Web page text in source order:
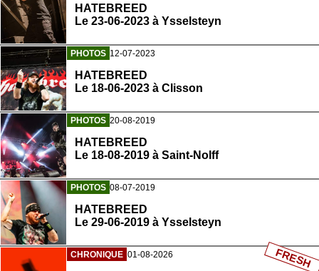
HATEBREED
Le 23-06-2023 à Ysselsteyn
PHOTOS 12-07-2023
HATEBREED
Le 18-06-2023 à Clisson
PHOTOS 20-08-2019
HATEBREED
Le 18-08-2019 à Saint-Nolff
PHOTOS 08-07-2019
HATEBREED
Le 29-06-2019 à Ysselsteyn
CHRONIQUE 01-08-2026 FRESH